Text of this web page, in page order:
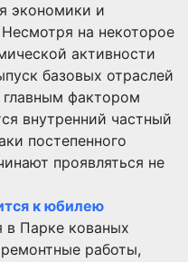
экономики и
на некоторое
активности
базовых отраслей
фактором
внутренний частный
постепенного
проявляться не
к юбилею
в Парке кованых
работы,